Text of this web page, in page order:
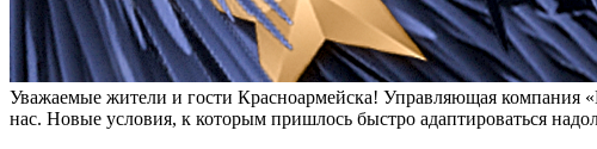
Уважаемые жители и гости Красноармейска! Управляющая компания
нас. Новые условия, к которым пришлось быстро адаптироваться